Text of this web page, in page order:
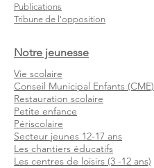
Publications
Tribune de l'opposition
Notre jeunesse
Vie scolaire
Conseil Municipal Enfants (CME)
Restauration scolaire
Petite enfance
Périscolaire
Secteur jeunes 12-17 ans
Les chantiers éducatifs
Les centres de loisirs (3 -12 ans)